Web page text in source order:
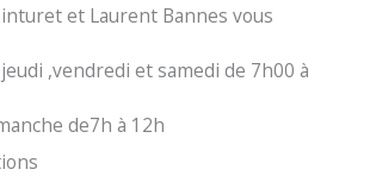
et Laurent Bannes vous
,vendredi et samedi de 7h00 à
de7h à 12h